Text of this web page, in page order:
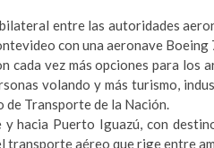
entre las autoridades
con una aeronave
cada vez más opciones para los
volando y más turismo,
Transporte de la Nación.
hacia Puerto Iguazú, con
aéreo que rige entre